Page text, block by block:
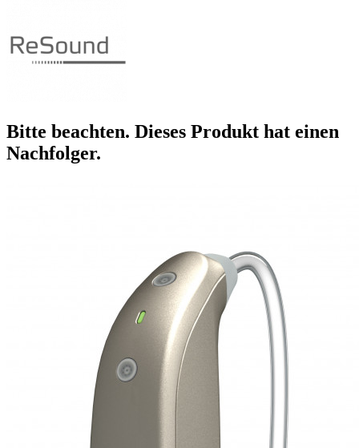
Bitte beachten. Dieses Produkt hat einen
Nachfolger.